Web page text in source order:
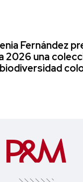
Fernández
2026 una